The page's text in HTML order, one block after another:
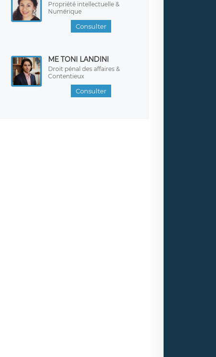
Propriété intellectuelle &
Numérique
Consulter
ME TONI LANDINI
Droit pénal des affaires &
Contentieux
Consulter